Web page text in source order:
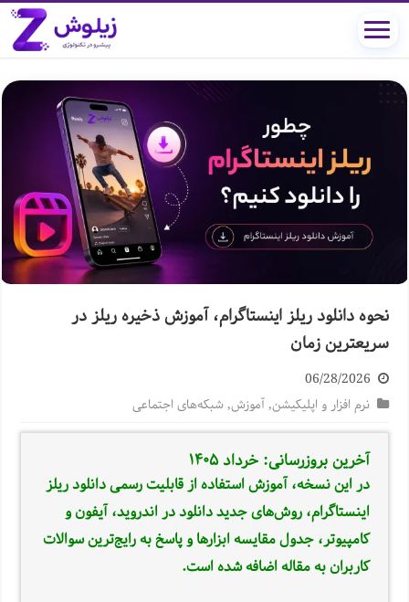
نحوه دانلود ریلز اینستاگرام، آموزش ذخیره ریلز در
سریعترین زمان
06/28/2026
نرم افزار و اپلیکیشن,آموزش, شبکه‌های اجتماعی
آخرین بروزرسانی: خرداد ۱۴۰۵
در این نسخه، آموزش استفاده از قابلیت رسمی دانلود ریلز
اینستاگرام، روش‌های جدید دانلود در اندروید، آیفون و
کامپیوتر، جدول مقایسه ابزارها و پاسخ به رایج‌ترین سوالات
کاربران به مقاله اضافه شده است.